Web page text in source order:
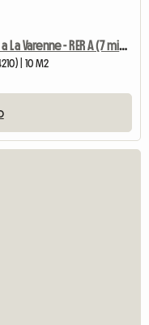
Camera 2 in alloggio condiviso a La Varenne - RER A (7 min) (Piano terra)
| 10 M2